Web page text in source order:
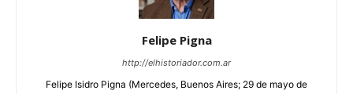
Felipe Pigna
http://elhistoriador.com.ar
Felipe Isidro Pigna (Mercedes, Buenos Aires; 29 de mayo de